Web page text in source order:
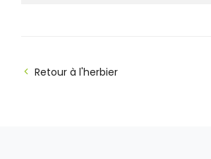
Retour à l'herbier